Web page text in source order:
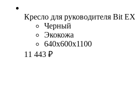
Кресло для руководителя Bit
Черный
Экокожа
640x600x1100
11 443 ₽